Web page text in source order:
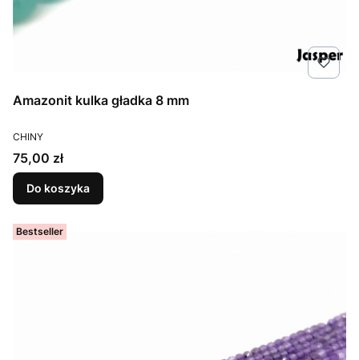
Amazonit kulka gładka 8 mm
PRODUCENT
CHINY
Cena
75,00 zł
Do koszyka
Bestseller